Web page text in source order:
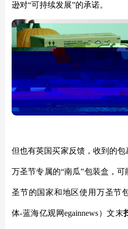
逊对“可持续发展”的承诺。
但也有英国买家反馈，收到的
万圣节专属的“南瓜”包装盒，
圣节的国家和地区使用万圣节
体-蓝海亿观网egainnews）文末